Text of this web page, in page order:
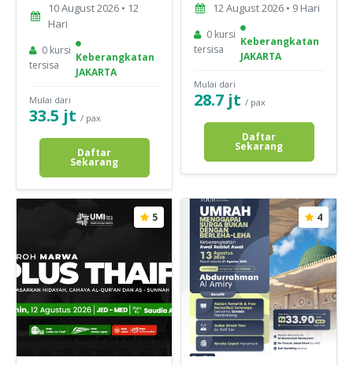
10 August 2026 • 12
Hari
0 kursi
tersisa
Keberangkatan
JAKARTA
Mulai dari
33.5 jt / pax
Daftar
Sekarang
12 August 2026 • 9 Hari
0 kursi
tersisa
Keberangkatan
JAKARTA
Mulai dari
28.7 jt / pax
Daftar
Sekarang
5 4